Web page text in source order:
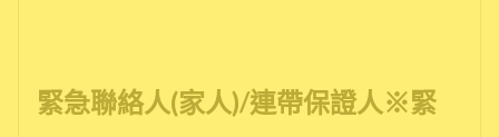
緊急聯絡人(家人)/連帶保證人※緊